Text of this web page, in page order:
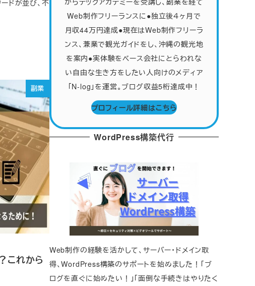
ードが並び、不
副業
これから
Web制作フリーランスに●独立後４ヶ月で
月収44万円達成●現在はWeb制作フリーラ
ンス、兼業で観光ガイドをし、沖縄の観光地
を案内●実体験をベース会社にとらわれな
い自由な生き方をしたい人向けのメディア
「N-log」を運営。ブログ収益5桁達成中！
プロフィール詳細はこちら
WordPress構築代行
Web制作の経験を活かして、サーバー・ドメイン取
得、WordPress構築のサポートを始めました！「ブ
ログを直ぐに始めたい！」「面倒な手続きはやりたく